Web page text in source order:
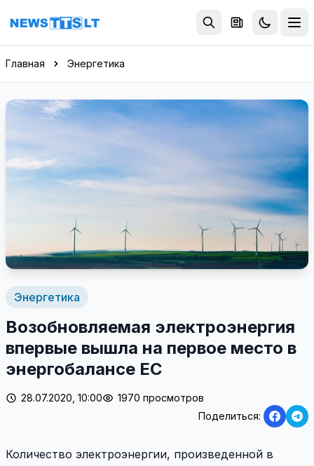
Перейти к содержимому
Главная Энергетика
Энергетика
Возобновляемая электроэнергия
впервые вышла на первое место в
энергобалансе ЕС
28.07.2020, 10:00
1970 просмотров
Поделиться:
Количество электроэнергии, произведенной в